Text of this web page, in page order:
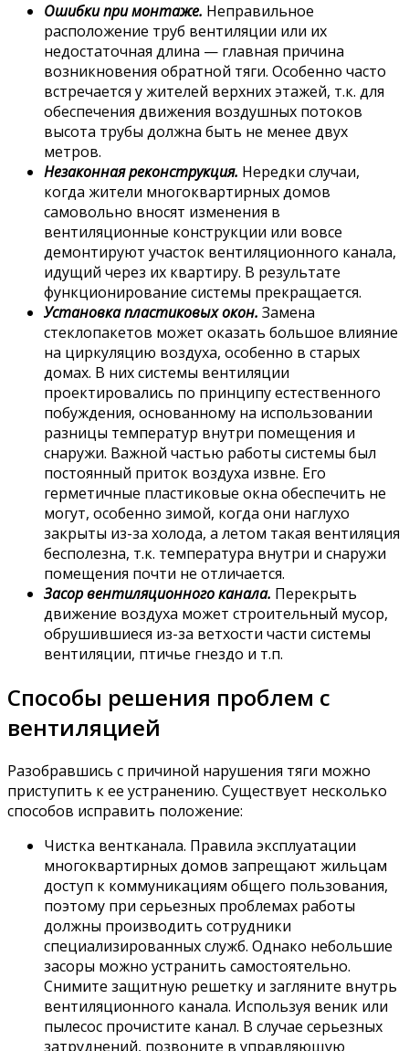
Ошибки при монтаже. Неправильное
расположение труб вентиляции или их
недостаточная длина — главная причина
возникновения обратной тяги. Особенно часто
встречается у жителей верхних этажей, т.к. для
обеспечения движения воздушных потоков
высота трубы должна быть не менее двух
метров.
Незаконная реконструкция. Нередки случаи,
когда жители многоквартирных домов
самовольно вносят изменения в
вентиляционные конструкции или вовсе
демонтируют участок вентиляционного канала,
идущий через их квартиру. В результате
функционирование системы прекращается.
Установка пластиковых окон. Замена
стеклопакетов может оказать большое влияние
на циркуляцию воздуха, особенно в старых
домах. В них системы вентиляции
проектировались по принципу естественного
побуждения, основанному на использовании
разницы температур внутри помещения и
снаружи. Важной частью работы системы был
постоянный приток воздуха извне. Его
герметичные пластиковые окна обеспечить не
могут, особенно зимой, когда они наглухо
закрыты из-за холода, а летом такая вентиляция
бесполезна, т.к. температура внутри и снаружи
помещения почти не отличается.
Засор вентиляционного канала. Перекрыть
движение воздуха может строительный мусор,
обрушившиеся из-за ветхости части системы
вентиляции, птичье гнездо и т.п.
Способы решения проблем с
вентиляцией
Разобравшись с причиной нарушения тяги можно
приступить к ее устранению. Существует несколько
способов исправить положение:
Чистка вентканала. Правила эксплуатации
многоквартирных домов запрещают жильцам
доступ к коммуникациям общего пользования,
поэтому при серьезных проблемах работы
должны производить сотрудники
специализированных служб. Однако небольшие
засоры можно устранить самостоятельно.
Снимите защитную решетку и загляните внутрь
вентиляционного канала. Используя веник или
пылесос прочистите канал. В случае серьезных
затруднений, позвоните в управляющую